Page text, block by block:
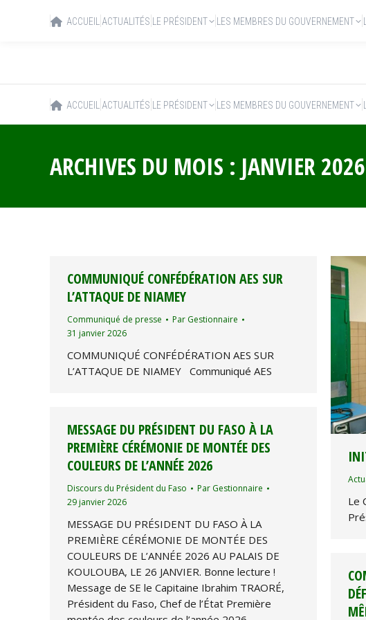
ACCUEIL ACTUALITÉS LE PRÉSIDENT LES MEMBRES DU GOUVERNEMENT
ARCHIVES DU MOIS : JANVIER 2026
COMMUNIQUÉ CONFÉDÉRATION AES SUR
L’ATTAQUE DE NIAMEY
Communiqué de presse Par Gestionnaire
31 janvier 2026
COMMUNIQUÉ CONFÉDÉRATION AES SUR
L’ATTAQUE DE NIAMEY Communiqué AES
Le
MESSAGE DU PRÉSIDENT DU FASO À LA
PREMIÈRE CÉRÉMONIE DE MONTÉE DES
COULEURS DE L’ANNÉE 2026
Discours du Président du Faso Par Gestionnaire
29 janvier 2026
MESSAGE DU PRÉSIDENT DU FASO À LA
PREMIÈRE CÉRÉMONIE DE MONTÉE DES
COULEURS DE L’ANNÉE 2026 AU PALAIS DE
KOULOUBA, LE 26 JANVIER. Bonne lecture !
Message de SE le Capitaine Ibrahim TRAORÉ,
Président du Faso, Chef de l’État Première
ACCUEIL ACTUALITÉS LE PRÉSIDENT LES MEMBRES DU GOUVERNEMENT